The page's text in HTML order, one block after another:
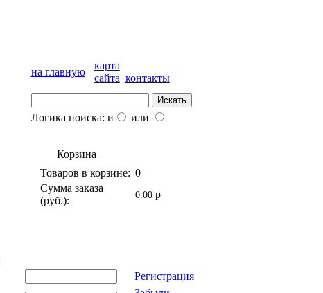
на главную
карта
сайта контакты
Логика поиска: и или
Корзина
Товаров в корзине: 0
Сумма заказа
(руб.):
0.00 p
Регистрация